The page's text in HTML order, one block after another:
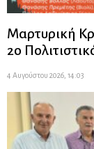
Μαρτυρική
2ο
4 Αυγούστου 2026, 14:03